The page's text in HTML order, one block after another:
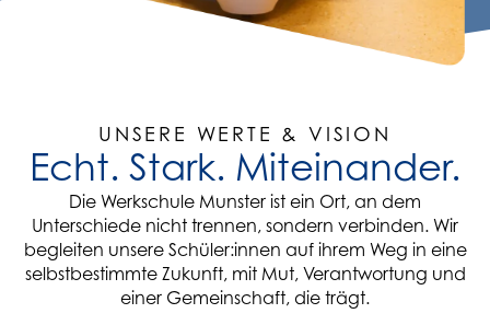
UNSERE WERTE & VISION
Echt. Stark. Miteinander.
Die Werkschule Munster ist ein Ort, an dem
Unterschiede nicht trennen, sondern verbinden. Wir
begleiten unsere Schüler:innen auf ihrem Weg in eine
selbstbestimmte Zukunft, mit Mut, Verantwortung und
einer Gemeinschaft, die trägt.